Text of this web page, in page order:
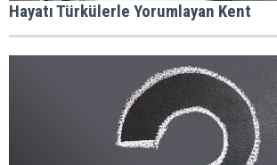
Hayatı Türkülerle Yorumlayan Kent